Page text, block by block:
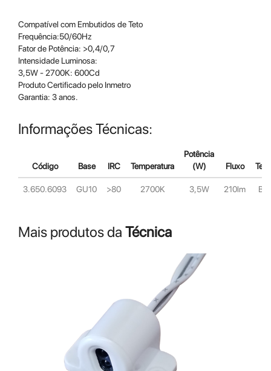
Compatível com Embutidos de Teto
Frequência:50/60Hz
Fator de Potência: >0,4/0,7
Intensidade Luminosa:
3,5W - 2700K: 600Cd
Produto Certificado pelo Inmetro
Garantia: 3 anos.
Informações Técnicas:
Código Base IRC Temperatura
Potência
(W)
Fluxo
3.650.6093 GU10 >80 2700K 3,5W 210lm
Mais produtos da Técnica